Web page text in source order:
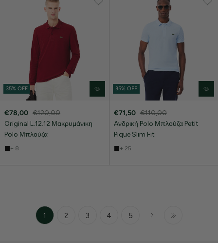
35% OFF
€78,00 €120,00
Original L.12.12 Μακρυμάνικη
Polo Μπλούζα
+ 8
35% OFF
€71,50 €110,00
Ανδρική Polo Μπλούζα Petit
Pique Slim Fit
+ 25
1 2 3 4 5